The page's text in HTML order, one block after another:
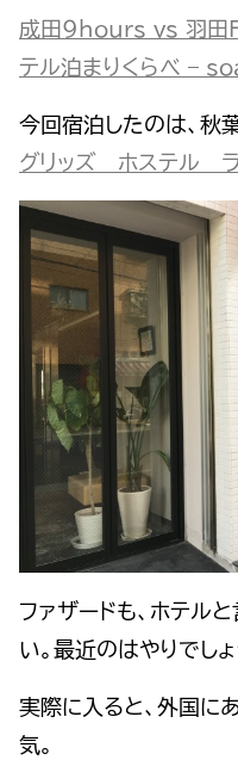
成田９hours vs 羽
テル泊まりくらべ –
今回宿泊したのは、秋
グリッズ ホステル
ファザードも、ホテル
い。最近のはやりでしょ
実際に入ると、外国に
気。